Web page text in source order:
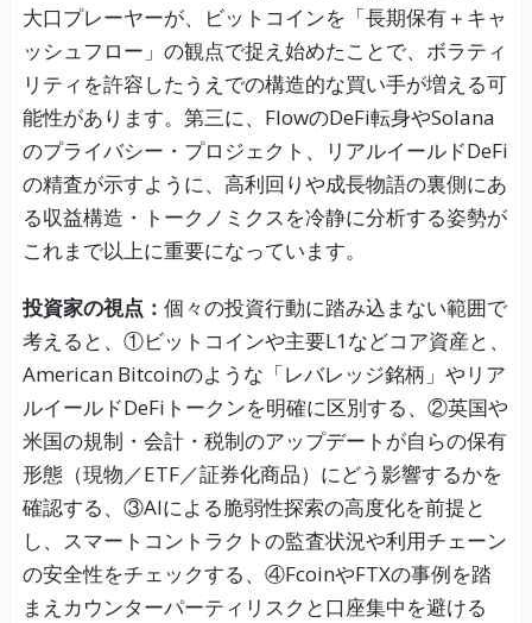
大口プレーヤーが、ビットコインを「長期保有＋キャ
ッシュフロー」の観点で捉え始めたことで、ボラティ
リティを許容したうえでの構造的な買い手が増える可
能性があります。第三に、FlowのDeFi転身やSolana
のプライバシー・プロジェクト、リアルイールドDeFi
の精査が示すように、高利回りや成長物語の裏側にあ
る収益構造・トークノミクスを冷静に分析する姿勢が
これまで以上に重要になっています。
投資家の視点： 個々の投資行動に踏み込まない範囲で
考えると、①ビットコインや主要L1などコア資産と、
American Bitcoinのような「レバレッジ銘柄」やリア
ルイールドDeFiトークンを明確に区別する、②英国や
米国の規制・会計・税制のアップデートが自らの保有
形態（現物／ETF／証券化商品）にどう影響するかを
確認する、③AIによる脆弱性探索の高度化を前提と
し、スマートコントラクトの監査状況や利用チェーン
の安全性をチェックする、④FcoinやFTXの事例を踏
まえカウンターパーティリスクと口座集中を避ける